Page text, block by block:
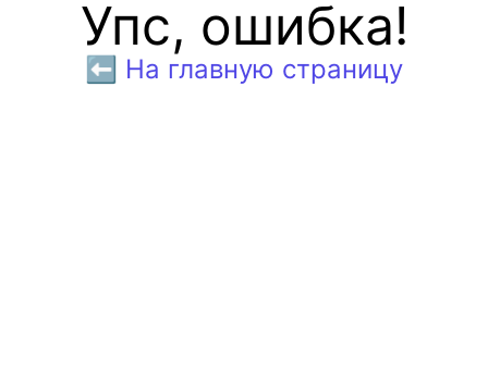
Упс, ошибка!
⬅️ На главную страницу